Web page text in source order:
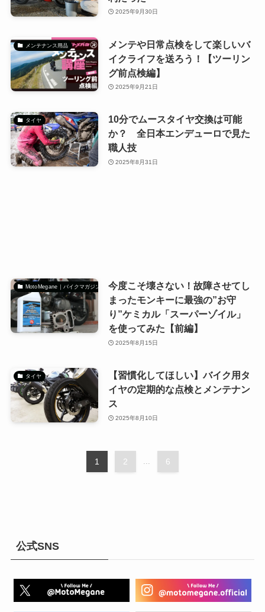
2025年9月30日
メンテナンス用品
メンテや日常点検をして楽しいバ
イクライフを送ろう！【ツーリン
グ前点検編】
2025年9月21日
タイヤ
10分でムースタイヤ交換は可能
か？ 全日本エンデューロで見た
職人技
2025年8月31日
MotoMegane｜バイクマガジン
今度こそ壊さない！故障させてし
まったモンキーに最強の”お守
り”ケミカル「スーパーゾイル」
を使ってみた【前編】
2025年8月15日
タイヤ
【習慣化してほしい】バイク用タ
イヤの定期的な点検とメンテナン
ス
2025年8月10日
1 2 6
公式SNS